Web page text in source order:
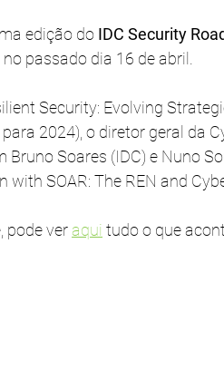
edição do IDC Security
passado dia 16 de abril.
Security: Evolving
2024), o diretor geral da
Soares (IDC) e Nuno
SOAR: The REN and
pode ver aqui tudo o que